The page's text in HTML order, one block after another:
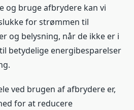
og bruge afbrydere kan vi
for strømmen til
og belysning, når de ikke er i
betydelige energibesparelser
ved brugen af afbrydere er,
for at reducere